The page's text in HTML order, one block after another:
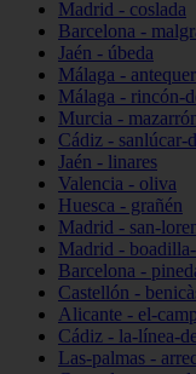
Madrid - coslada
Barcelona -
Jaén - úbeda
Málaga -
Málaga - rincón-
Murcia -
Cádiz - sanlúcar-
Jaén - linares
Valencia - oliva
Huesca - grañén
Madrid - san-
Madrid -
Barcelona -
Castellón -
Alicante - el-
Cádiz - la-línea-
Las-palmas -